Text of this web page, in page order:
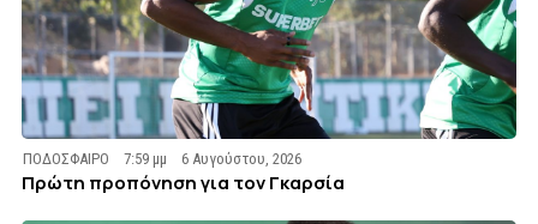
ΠΟΔΟΣΦΑΙΡΟ 7:59 μμ 6 Αυγούστου, 2026
Πρώτη προπόνηση για τον Γκαρσία